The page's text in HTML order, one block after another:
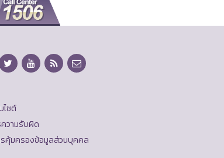
ไซต์
วามรับผิด
รคุ้มครองข้อมูลส่วนบุคคล